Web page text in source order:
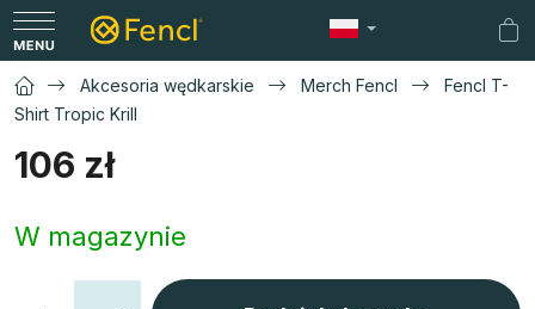
Przejść
do
treści
Akcesoria wędkarskie Merch Fencl
Fencl T-
Shirt Tropic Krill
106 zł
jednostkowa:
W magazynie